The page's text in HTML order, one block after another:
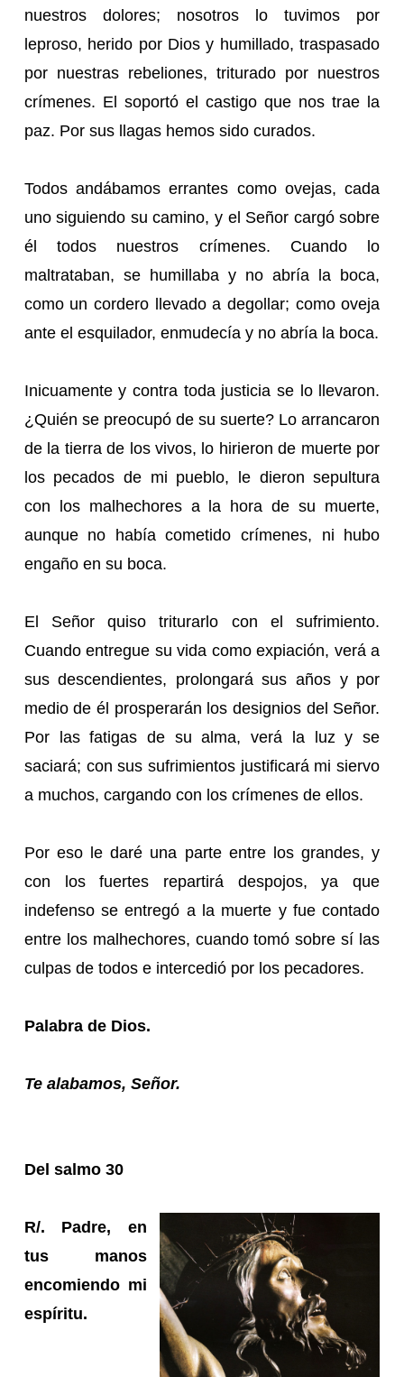
nuestros dolores; nosotros lo tuvimos por
leproso, herido por Dios y humillado, traspasado
por nuestras rebeliones, triturado por nuestros
crímenes. El soportó el castigo que nos trae la
paz. Por sus llagas hemos sido curados.
Todos andábamos errantes como ovejas, cada
uno siguiendo su camino, y el Señor cargó sobre
él todos nuestros crímenes. Cuando lo
maltrataban, se humillaba y no abría la boca,
como un cordero llevado a degollar; como oveja
ante el esquilador, enmudecía y no abría la boca.
Inicuamente y contra toda justicia se lo llevaron.
¿Quién se preocupó de su suerte? Lo arrancaron
de la tierra de los vivos, lo hirieron de muerte por
los pecados de mi pueblo, le dieron sepultura
con los malhechores a la hora de su muerte,
aunque no había cometido crímenes, ni hubo
engaño en su boca.
El Señor quiso triturarlo con el sufrimiento.
Cuando entregue su vida como expiación, verá a
sus descendientes, prolongará sus años y por
medio de él prosperarán los designios del Señor.
Por las fatigas de su alma, verá la luz y se
saciará; con sus sufrimientos justificará mi siervo
a muchos, cargando con los crímenes de ellos.
Por eso le daré una parte entre los grandes, y
con los fuertes repartirá despojos, ya que
indefenso se entregó a la muerte y fue contado
entre los malhechores, cuando tomó sobre sí las
culpas de todos e intercedió por los pecadores.
Palabra de Dios.
Te alabamos, Señor.
Del salmo 30
R/. Padre, en
tus manos
encomiendo mi
espíritu.